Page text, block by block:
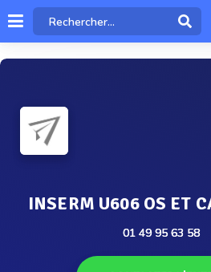
INSERM U606 OS ET
01 49 95 63 58